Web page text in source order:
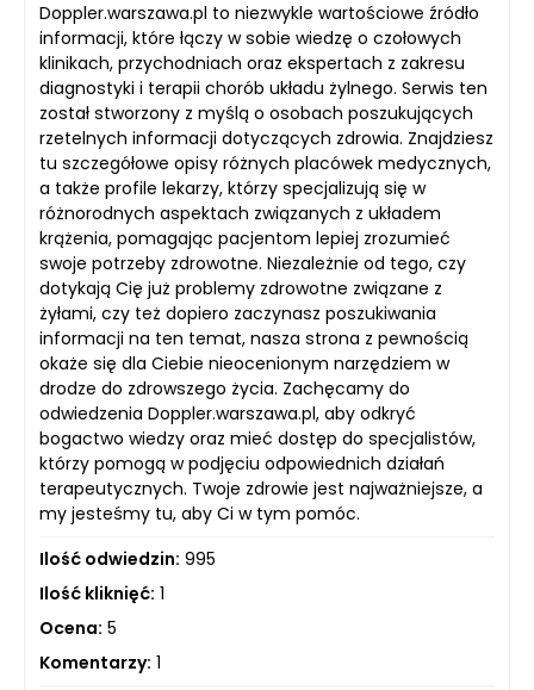
Doppler.warszawa.pl to niezwykle wartościowe źródło
informacji, które łączy w sobie wiedzę o czołowych
klinikach, przychodniach oraz ekspertach z zakresu
diagnostyki i terapii chorób układu żylnego. Serwis ten
został stworzony z myślą o osobach poszukujących
rzetelnych informacji dotyczących zdrowia. Znajdziesz
tu szczegółowe opisy różnych placówek medycznych,
a także profile lekarzy, którzy specjalizują się w
różnorodnych aspektach związanych z układem
krążenia, pomagając pacjentom lepiej zrozumieć
swoje potrzeby zdrowotne. Niezależnie od tego, czy
dotykają Cię już problemy zdrowotne związane z
żyłami, czy też dopiero zaczynasz poszukiwania
informacji na ten temat, nasza strona z pewnością
okaże się dla Ciebie nieocenionym narzędziem w
drodze do zdrowszego życia. Zachęcamy do
odwiedzenia Doppler.warszawa.pl, aby odkryć
bogactwo wiedzy oraz mieć dostęp do specjalistów,
którzy pomogą w podjęciu odpowiednich działań
terapeutycznych. Twoje zdrowie jest najważniejsze, a
my jesteśmy tu, aby Ci w tym pomóc.
Ilość odwiedzin: 995
Ilość kliknięć: 1
Ocena: 5
Komentarzy: 1